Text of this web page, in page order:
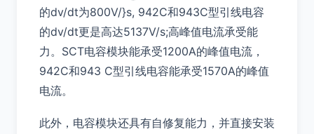
的dv/dt为800V/}s, 942C和943C型引线电容
的dv/dt更是高达5137V/s;高峰值电流承受能
力。SCT电容模块能承受1200A的峰值电流，
942C和943 C型引线电容能承受1570A的峰值
电流。
此外，电容模块还具有自修复能力，并直接安装